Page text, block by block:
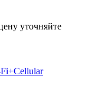
уточняйте